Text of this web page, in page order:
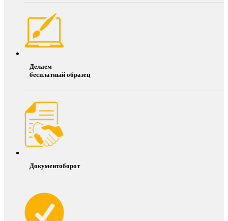
Делаем
бесплатный образец
Документоборот